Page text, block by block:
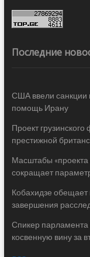
Последние
США ввели санкции
помощь Ирану
Проект
престижной
Масштабы «проекта
сокращает
Кобахидзе обещает
завершения
Спикер парламента
косвенную вину за